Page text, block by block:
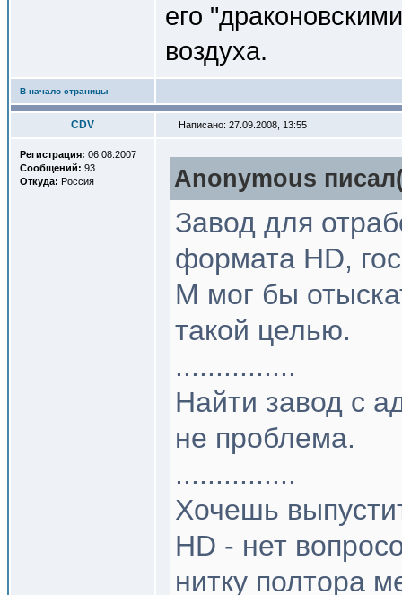
его
воздуха.
В начало страницы
CDV Написано: 27.09.2008, 13:55
Регистрация: 06.08.2007
Сообщений: 93
Откуда: Россия Anonymous
Завод для
формата HD,
М мог бы
такой целью.
...............
Найти завод с
не проблема.
...............
Хочешь
HD - нет
нитку полтора